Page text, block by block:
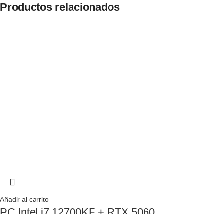
Productos relacionados
Añadir al carrito